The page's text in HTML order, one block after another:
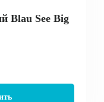
Blau See Big